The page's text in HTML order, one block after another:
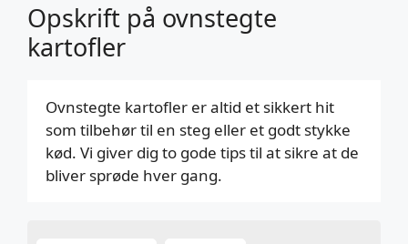
Opskrift på ovnstegte
kartofler
Ovnstegte kartofler er altid et sikkert hit
som tilbehør til en steg eller et godt stykke
kød. Vi giver dig to gode tips til at sikre at de
bliver sprøde hver gang.